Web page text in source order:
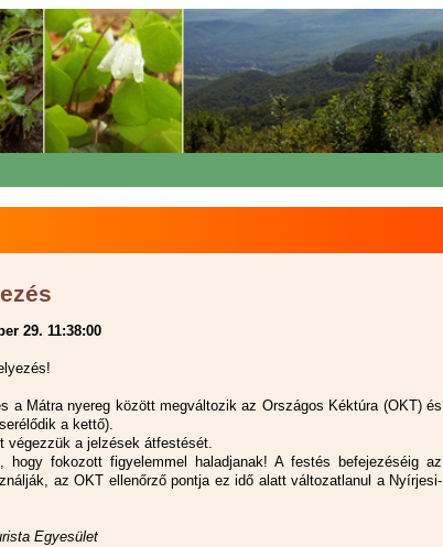
29. 11:38:00
a Mátra nyereg között megváltozik az Országos Kéktúra (OKT) és
a kettő).
végezzük a jelzések átfestését.
hogy fokozott figyelemmel haladjanak! A festés befejezéséig az
az OKT ellenőrző pontja ez idő alatt változatlanul a Nyírjesi-
Egyesület